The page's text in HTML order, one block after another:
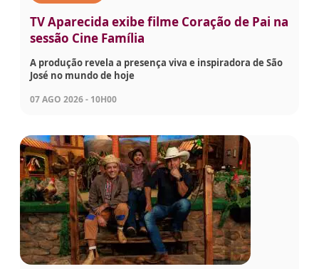
TV Aparecida exibe filme Coração de Pai na
sessão Cine Família
A produção revela a presença viva e inspiradora de São
José no mundo de hoje
07 AGO 2026 - 10H00